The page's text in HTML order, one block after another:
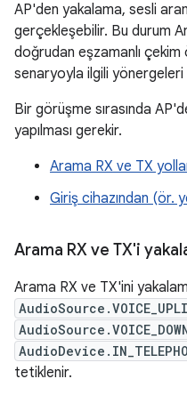
AP'den yakalama, sesli
gerçekleşebilir. Bu durum
doğrudan eşzamanlı
senaryoyla ilgili
Bir görüşme sırasında
yapılması gerekir.
Arama RX ve TX
Giriş cihazından (ör.
Arama RX ve TX'i
Arama RX ve TX'ini
tetiklenir.